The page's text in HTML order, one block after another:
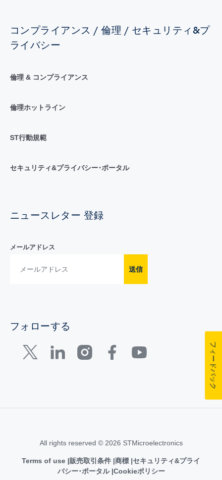
コンプライアンス / 倫理 / セキュリティ&プ
ライバシー
倫理 & コンプライアンス
倫理ホットライン
ST行動規範
セキュリティ&プライバシー･ポータル
ニュースレター 登録
メールアドレス
送信
フォローする
All rights reserved © 2026 STMicroelectronics
Terms of use 販売取引条件 商標 セキュリティ&プライ
バシー･ポータル Cookieポリシー
フィードバック